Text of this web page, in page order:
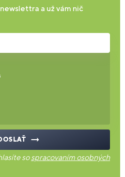
a už vám nič
sospracovaním osobných